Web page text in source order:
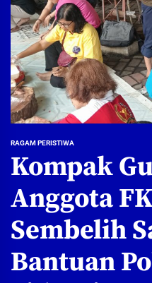
RAGAM PERISTIWA
Kompak
Anggota
Sembelih
Bantuan